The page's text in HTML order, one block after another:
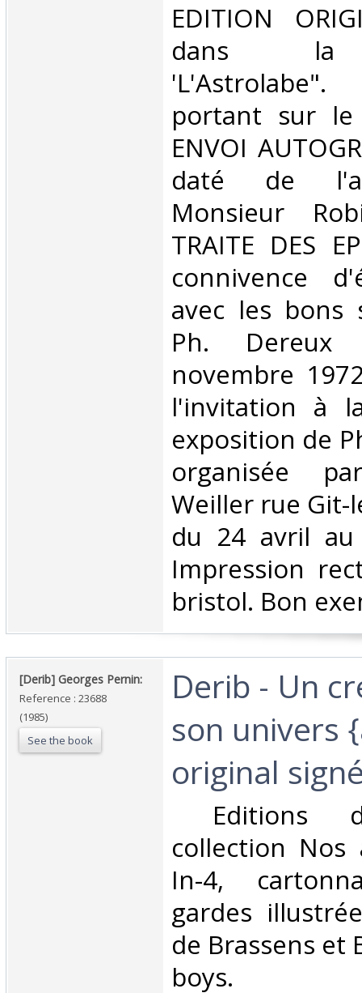
‎EDITION
dans la
portant sur
ENVOI
daté de
Monsieur
TRAITE DES
connivence
avec les bons
Ph.
novembre
l'invitation à
exposition de
organisée
Weiller rue Git-
du 24 avril
Impression
bristol. Bon
‎[Derib] Georges Pernin: ‎
Reference : 23688
(1985)
See the book
‎Derib - Un
son univers
original
Editions
collection Nos
In-4,
gardes
de Brassens et
boys. ‎